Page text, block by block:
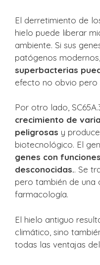
El derretimiento de
hielo puede liberar
ambiente. Si sus
patógenos modernos,
superbacterias
efecto no obvio pero
Por otro lado,
crecimiento de
peligrosas y
biotecnológico. El
genes con
desconocidas.. Se
pero también de una
farmacología.
El hielo antiguo
climático, sino
todas las ventajas